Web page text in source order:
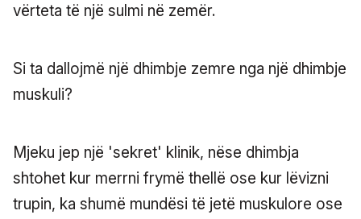
vërteta të një sulmi në zemër.
Si ta dallojmë një dhimbje zemre nga një dhimbje
muskuli?
Mjeku jep një 'sekret' klinik, nëse dhimbja
shtohet kur merrni frymë thellë ose kur lëvizni
trupin, ka shumë mundësi të jetë muskulore ose